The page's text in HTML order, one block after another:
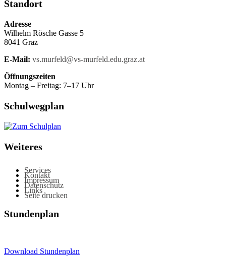
Standort
Adresse
Wilhelm Rösche Gasse 5
8041 Graz
E-Mail: vs.murfeld@vs-murfeld.edu.graz.at
Öffnungszeiten
Montag – Freitag: 7–17 Uhr
Schulwegplan
Weiteres
Services
Kontakt
Impressum
Datenschutz
Links
Seite drucken
Stundenplan
Download Stundenplan